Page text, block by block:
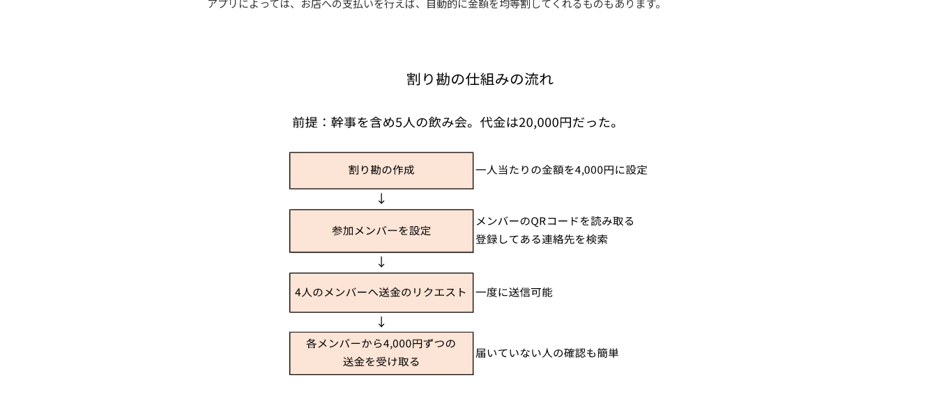
アプリによっては、お店への支払いを行えば、自動的に金額を均等割してくれるものもあります。